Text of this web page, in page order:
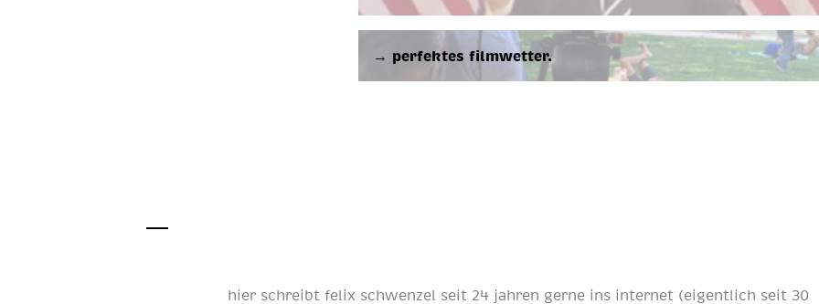
→ per­fek­tes film­wet­ter.
hier schreibtfelix schwenzel seit 24 jahren gerne ins internet (eigentlich seit 30